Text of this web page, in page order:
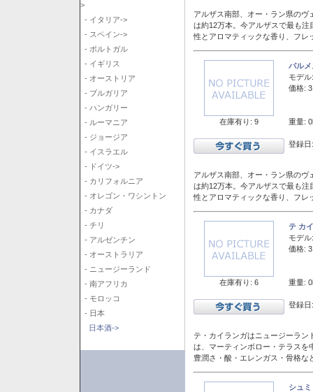
>
- イタリア->
- スペイン->
- ポルトガル
- イギリス
- オーストリア
- ブルガリア
- ハンガリー
- ルーマニア
- ジョージア
- イスラエル
- ドイツ->
- カリフォルニア
- オレゴン・ワシントン
- カナダ
- チリ
- アルゼンチン
- オーストラリア
- ニュージーランド
- 南アフリカ
- モロッコ
- 日本
日本酒->
アルザス南部、オー・ラン県の
は約12万本。今アルザスで最も
性とアロマティックな香り、フレ
在庫有り: 9
バル
モデル:
価格:
重量:
登録
アルザス南部、オー・ラン県の
は約12万本。今アルザスで最も
性とアロマティックな香り、フレ
在庫有り: 6
テ カ
モデル:
価格:
重量:
登録
テ・カイランガはニュージーラン
は、マーティンボロー・テラスを
豊潤さ・酸・エレンガス・骨格
シュ